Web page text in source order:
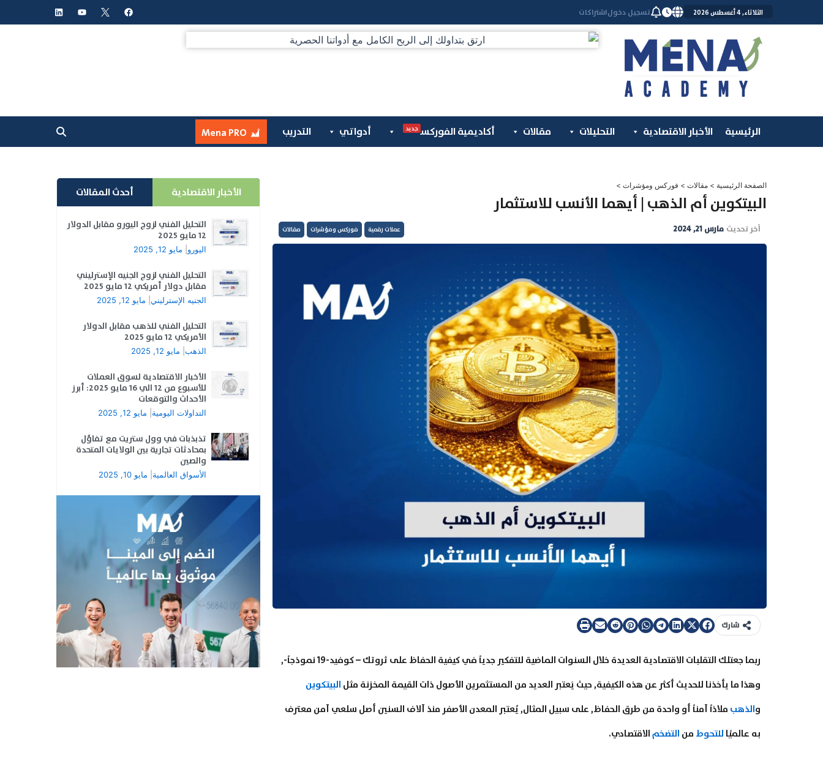
إلى
الثلاثاء, 4 أغسطس 2026 تسجيل دخولاشتراكات
F
a
c
Y
o
u
L
i
n
الرئيسية الأخبار الاقتصادية التحليلات مقالات أكاديمية الفوركس جديد أدواتي التدريب Mena PRO
الصفحة الرئيسية > مقالات > فوركس ومؤشرات >
البيتكوين أم الذهب | أيهما الأنسب للاستثمار
آخر تحديث مارس 21, 2024 عملات رقمية فوركس ومؤشرات مقالات
شارك
ربما جعتلك التقلبات الاقتصادية العديدة خلال السنوات الماضية للتفكير جدياً في كيفية الحفاظ على ثروتك – كوفيد-19 نموذجاً-,
وهذا ما يأخذنا للحديث أكثر عن هذه الكيفية, حيث يَعتبر العديد من المستثمرين الأصول ذات القيمة المخزنة مثل البيتكوين
والذهب ملاذاً آمناً أو واحدة من طرق الحفاظ, على سبيل المثال, يُعتبر المعدن الأصفر منذ آلاف السنين أصل سلعي آمن معترف
به عالميًا للتحوط من التضخم الاقتصادي.
الأخبار الاقتصادية أحدث المقالات
التحليل الفني لزوج اليورو مقابل الدولار
12 مايو 2025
اليورو مايو 12, 2025
التحليل الفني لزوج الجنيه الإسترليني
مقابل دولار أمريكي 12 مايو 2025
الجنيه الإسترليني مايو 12, 2025
التحليل الفني للذهب مقابل الدولار
الأمريكي 12 مايو 2025
الذهب مايو 12, 2025
الأخبار الاقتصادية لسوق العملات
للأسبوع من 12 الي 16 مايو 2025: أبرز
الأحداث والتوقعات
التداولات اليومية مايو 12, 2025
تذبذبات في وول ستريت مع تفاؤل
بمحادثات تجارية بين الولايات المتحدة
والصين
الأسواق العالمية مايو 10, 2025